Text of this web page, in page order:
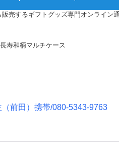
売するギフトグッズ専門オンライ
寿和柄マルチケース
前田）携帯/080-5343-9763